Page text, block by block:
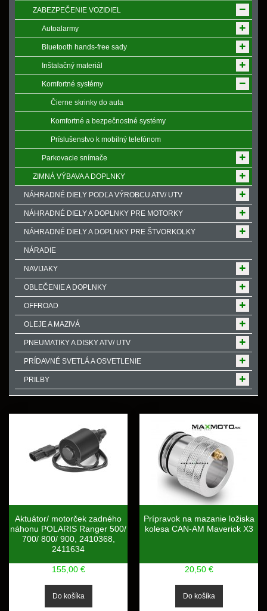
ZABEZPEČENIE VOZIDIEL
Autoalarmy
Bluetooth hands-free sady
Inštalačný materiál
Komfortné systémy
Čierne skrinky do auta
Komfortné a bezpečnostné systémy
Príslušenstvo k mobilný telefónom
Parkovacie snímače
ZIMNÁ VÝBAVA A DOPLNKY
NÁHRADNÉ DIELY PODĽA VÝROBCU ATV/ UTV
NÁHRADNÉ DIELY A DOPLNKY PRE MOTORKY
NÁHRADNÉ DIELY A DOPLNKY PRE ŠTVORKOLKY
NÁRADIE
NAVIJAKY
OBLEČENIE A DOPLNKY
OFFROAD
OLEJE A MAZIVÁ
PNEUMATIKY A DISKY ATV/ UTV
PRÍDAVNÉ SVETLÁ A OSVETLENIE
PRILBY
Aktuátor/ motorček zadného
náhonu POLARIS Ranger 500/
700/ 800/ 900, 2410368,
2411634
155,00 €
Prípravok na mazanie ložiska
kolesa CAN-AM Maverick X3
20,50 €